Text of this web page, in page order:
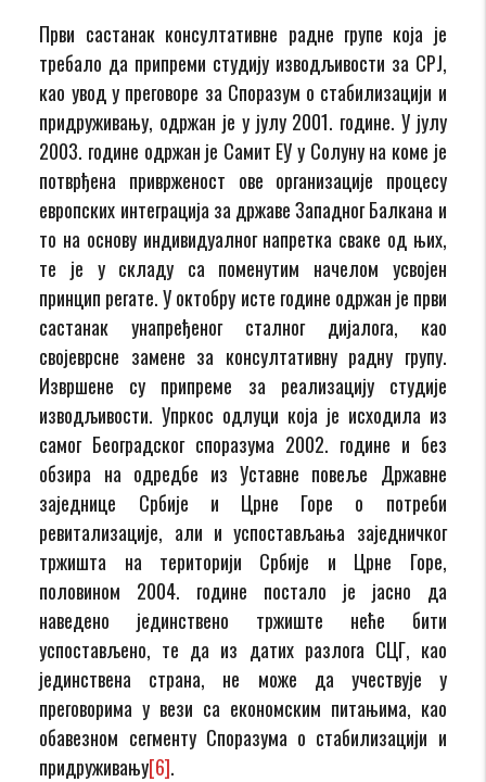
Први састанак консултативне радне групе која је
требало да припреми студију изводљивости за СРЈ,
као увод у преговоре за Споразум о стабилизацији и
придруживању, одржан је у јулу 2001. године. У јулу
2003. године одржан је Самит ЕУ у Солуну на коме је
потврђена приврженост ове организације процесу
европских интеграција за државе Западног Балкана и
то на основу индивидуалног напретка сваке од њих,
те је у складу са поменутим начелом усвојен
принцип регате. У октобру исте године одржан је први
састанак унапређеног сталног дијалога, као
својеврсне замене за консултативну радну групу.
Извршене су припреме за реализацију студије
изводљивости. Упркос одлуци која је исходила из
самог Београдског споразума 2002. године и без
обзира на одредбе из Уставне повеље Државне
заједнице Србије и Црне Горе о потреби
ревитализације, али и успостављања заједничког
тржишта на територији Србије и Црне Горе,
половином 2004. године постало је јасно да
наведено јединствено тржиште неће бити
успостављено, те да из датих разлога СЦГ, као
јединствена страна, не може да учествује у
преговорима у вези са економским питањима, као
обавезном сегменту Споразума о стабилизацији и
придруживању[6].